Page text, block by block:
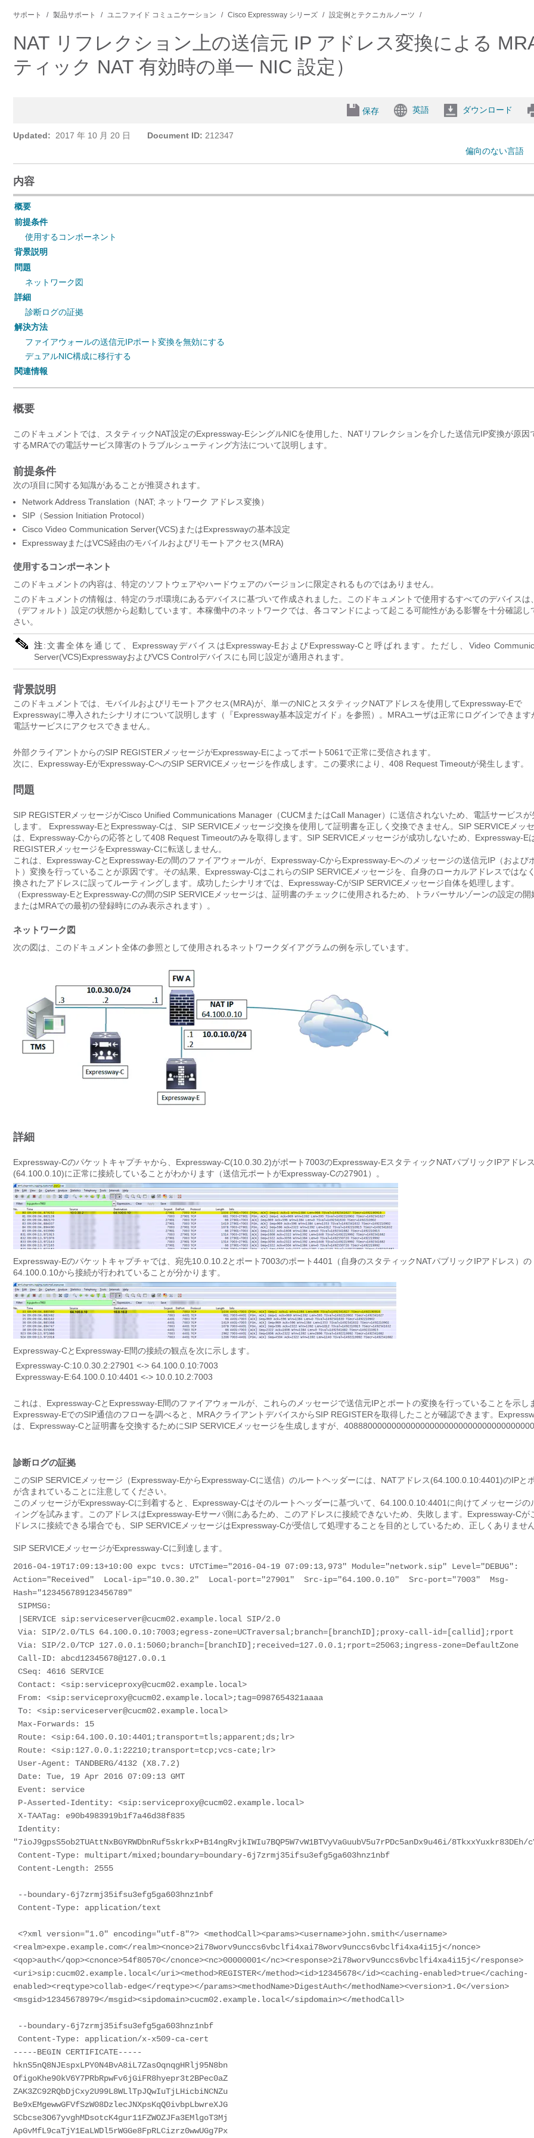
サポート 製品サポート ユニファイド コミュニケーション Cisco Expressway シリーズ 設定例とテクニカルノーツ
NAT リフレクション上の送信元 IP アドレス変換による
ティック NAT 有効時の単一 NIC 設定）
保存 英語 ダウンロード
Updated: 2017 年 10 月 20 日 Document ID: 212347
偏向のない言語
内容
概要
前提条件
使用するコンポーネント
背景説明
問題
ネットワーク図
詳細
診断ログの証拠
解決方法
ファイアウォールの送信元IPポート変換を無効にする
デュアルNIC構成に移行する
関連情報
概要
このドキュメントでは、スタティックNAT設定のExpressway-EシングルNICを使用した、NATリフレクションを介した送信元IP変換が原因
するMRAでの電話サービス障害のトラブルシューティング方法について説明します。
前提条件
次の項目に関する知識があることが推奨されます。
Network Address Translation（NAT; ネットワーク アドレス変換）
SIP（Session Initiation Protocol）
Cisco Video Communication Server(VCS)またはExpresswayの基本設定
ExpresswayまたはVCS経由のモバイルおよびリモートアクセス(MRA)
使用するコンポーネント
このドキュメントの内容は、特定のソフトウェアやハードウェアのバージョンに限定されるものではありません。
このドキュメントの情報は、特定のラボ環境にあるデバイスに基づいて作成されました。このドキュメントで使用するすべてのデバイスは
（デフォルト）設定の状態から起動しています。本稼働中のネットワークでは、各コマンドによって起こる可能性がある影響を十分確認し
さい。
注:文書全体を通じて、ExpresswayデバイスはExpressway-EおよびExpressway-Cと呼ばれます。ただし、Video
Server(VCS)ExpresswayおよびVCS Controlデバイスにも同じ設定が適用されます。
背景説明
このドキュメントでは、モバイルおよびリモートアクセス(MRA)が、単一のNICとスタティックNATアドレスを使用してExpressway-Eで
Expresswayに導入されたシナリオについて説明します（『Expressway基本設定ガイド』を参照）。MRAユーザは正常にログインできます
電話サービスにアクセスできません。
外部クライアントからのSIP REGISTERメッセージがExpressway-Eによってポート5061で正常に受信されます。
次に、Expressway-EがExpressway-CへのSIP SERVICEメッセージを作成します。この要求により、408 Request Timeoutが発生します。
問題
SIP REGISTERメッセージがCisco Unified Communications Manager（CUCMまたはCall Manager）に送信されないため、電話サービスが
します。 Expressway-EとExpressway-Cは、SIP SERVICEメッセージ交換を使用して証明書を正しく交換できません。SIP SERVICEメッ
は、Expressway-Cからの応答として408 Request Timeoutのみを取得します。SIP SERVICEメッセージが成功しないため、Expressway-E
REGISTERメッセージをExpressway-Cに転送しません。
これは、Expressway-CとExpressway-Eの間のファイアウォールが、Expressway-CからExpressway-Eへのメッセージの送信元IP（および
ト）変換を行っていることが原因です。その結果、Expressway-CはこれらのSIP SERVICEメッセージを、自身のローカルアドレスではな
換されたアドレスに誤ってルーティングします。成功したシナリオでは、Expressway-CがSIP SERVICEメッセージ自体を処理します。
（Expressway-EとExpressway-Cの間のSIP SERVICEメッセージは、証明書のチェックに使用されるため、トラバーサルゾーンの設定の開
またはMRAでの最初の登録時にのみ表示されます）。
ネットワーク図
次の図は、このドキュメント全体の参照として使用されるネットワークダイアグラムの例を示しています。
詳細
Expressway-Cのパケットキャプチャから、Expressway-C(10.0.30.2)がポート7003のExpressway-EスタティックNATパブリックIPアドレス
(64.100.0.10)に正常に接続していることがわかります（送信元ポートがExpressway-Cの27901）。
Expressway-Eのパケットキャプチャでは、宛先10.0.10.2とポート7003のポート4401（自身のスタティックNATパブリックIPアドレス）の
64.100.0.10から接続が行われていることが分かります。
Expressway-CとExpressway-E間の接続の観点を次に示します。
Expressway-C:10.0.30.2:27901 <-> 64.100.0.10:7003
Expressway-E:64.100.0.10:4401 <-> 10.0.10.2:7003
これは、Expressway-CとExpressway-E間のファイアウォールが、これらのメッセージで送信元IPとポートの変換を行っていることを示し
Expressway-EでのSIP通信のフローを調べると、MRAクライアントデバイスからSIP REGISTERを取得したことが確認できます。
は、Expressway-Cと証明書を交換するためにSIP SERVICEメッセージを生成しますが、
診断ログの証拠
このSIP SERVICEメッセージ（Expressway-EからExpressway-Cに送信）のルートヘッダーには、NATアドレス(64.100.0.10:4401)のIPと
が含まれていることに注意してください。
このメッセージがExpressway-Cに到着すると、Expressway-Cはそのルートヘッダーに基づいて、64.100.0.10:4401に向けてメッセージの
ィングを試みます。このアドレスはExpressway-Eサーバ側にあるため、このアドレスに接続できないため、失敗します。Expressway-Cが
ドレスに接続できる場合でも、SIP SERVICEメッセージはExpressway-Cが受信して処理することを目的としているため、正しくありませ
SIP SERVICEメッセージがExpressway-Cに到達します。
2016-04-19T17:09:13+10:00 expc tvcs: UTCTime="2016-04-19 07:09:13,973" Module="network.sip" Level="DEBUG":
Action="Received"  Local-ip="10.0.30.2"  Local-port="27901"  Src-ip="64.100.0.10"  Src-port="7003"  Msg-
Hash="123456789123456789"
"7ioJ9gpsS5ob2TUAttNxBGYRWDbnRuf5skrkxP+B14ngRvjkIWIu7BQP5W7vW1BTVyVaGuubV5u7rPDc5anDx9u46i/
<realm>expe.example.com</realm><nonce>2i78worv9unccs6vbclfi4xai78worv9unccs6vbclfi4xa4i15j</nonce>
<qop>auth</qop><cnonce>54f80570</cnonce><nc>00000001</nc><response>2i78worv9unccs6vbclfi4xa4i15j</response>
<uri>sip:cucm02.example.local</uri><method>REGISTER</method><id>12345678</id><caching-enabled>true</caching-
enabled><reqtype>collab-edge</reqtype></params><methodName>DigestAuth</methodName><version>1.0</version>
<msgid>12345678979</msgid><sipdomain>cucm02.example.local</sipdomain></methodCall>
-----BEGIN CERTIFICATE-----
hknS5nQ8NJEspxLPY0N4BvA8iL7ZasOqnqgHRlj95N8bn
OfigoKhe90kV6Y7PRbRpwFv6jGiFR8hyepr3t2BPec0aZ
ZAK3ZC92RQbDjCxy2U99L8WLlTpJQwIuTjLHicbiNCNZu
Be9xEMgewwGFVfSzW08DzlecJNXpsKqQ0ivbpLbwreXJG
SCbcse3O67yvghMDsotcK4gur11FZWOZJFa3EMlgoT3Mj
ApGvMfL9caTjY1EaLWDl5rWGGe8FpRLCizrz0wwUGg7Px